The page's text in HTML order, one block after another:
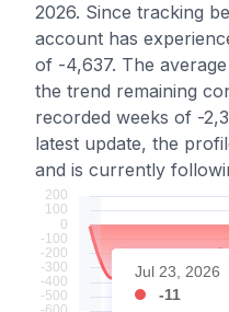
2026. Since tracking
account has
of -4,637. The
the trend remaining
recorded weeks of -
latest update, the
and is currently
Jul 23, 2026
-11